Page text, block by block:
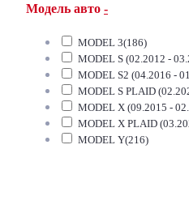
Модель авто -
MODEL 3(186)
MODEL S (02.2012 -
MODEL S2 (04.2016 -
MODEL S PLAID
MODEL X (09.2015 -
MODEL X PLAID
MODEL Y(216)